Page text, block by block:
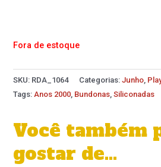
Fora de estoque
SKU: RDA_1064 Categorias:Junho,
Tags:Anos 2000, Bundonas,Siliconadas
Você também
gostar de…